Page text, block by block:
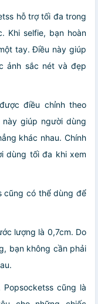
hỗ trợ tối đa trong
Khi selfie, bạn hoàn
tay. Điều này giúp
ảnh sắc nét và đẹp
điều chỉnh theo
này giúp người dùng
khác nhau. Chính
dùng tối đa khi xem
cũng có thể dùng để
lượng là 0,7cm. Do
bạn không cần phải
cũng là